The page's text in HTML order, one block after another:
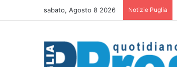
sabato, Agosto 8 2026 Notizie Puglia